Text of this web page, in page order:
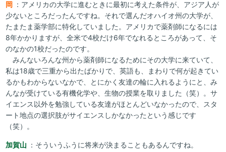
岡 ：アメリカの大学に進むときに最初に考えた条件が、アジア人が
少ないところだったんですね。それで選んだオハイオ州の大学が、
たまたま薬学部に特化していました。アメリカで薬剤師になるには
8年かかりますが、全米で4校だけ6年でなれるところがあって、そ
のなかの1校だったのです。
みんないろんな州から薬剤師になるためにその大学に来ていて、
私は18歳で三重から出たばかりで、英語も、まわりで何が起きてい
るかもわからないなかで、とにかく友達の輪に入れるようにと、み
んなが受けている有機化学や、生物の授業を取りました（笑）。サ
イエンス以外を勉強している友達がほとんどいなかったので、スタ
ート地点の選択肢がサイエンスしかなかったという感じです
（笑）。
加賀山 ：そういうふうに将来が決まることもあるんですね。